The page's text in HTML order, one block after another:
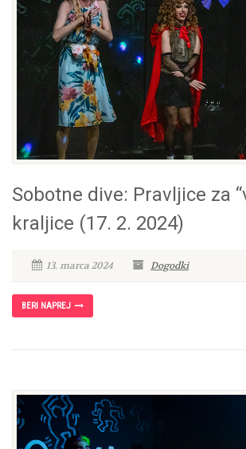
Sobotne dive: Pravljice za
kraljice (17. 2. 2024)
13. marca 2024 Dogodki
BERI NAPREJ